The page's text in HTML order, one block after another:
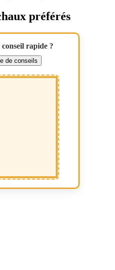
préférés
conseil rapide ?
de conseils